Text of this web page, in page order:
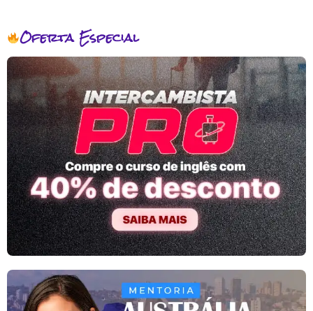
Oferta Especial